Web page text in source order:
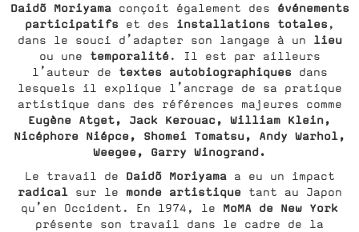
Daidõ Moriyamaconçoit également des événements
participatifset des installations totales,
dans le souci d’adapter son langage à un lieu
ou une temporalité. Il est par ailleurs
l’auteur de textes autobiographiquesdans
lesquels il explique l’ancrage de sa pratique
artistique dans des références majeures comme
Eugène Atget, Jack Kerouac, William Klein,
Nicéphore Niépce, Shomei Tomatsu, Andy Warhol,
Weegee, Garry Winogrand.
Le travail de Daidõ Moriyamaa eu un impact
radical sur le monde artistique
tant au Japon
qu’en Occident. En 1974, le MoMA de New York
présente son travail dans le cadre de la